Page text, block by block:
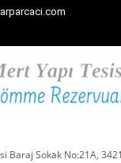
Baraj Sokak No:21A,